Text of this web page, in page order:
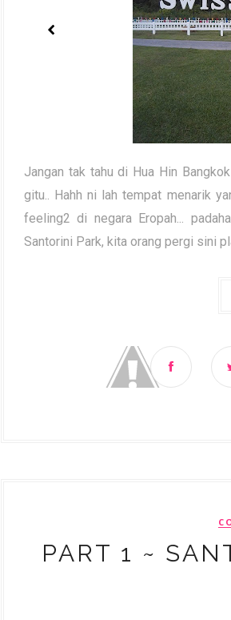
Jangan tak tahu di Hua Hin
gitu.. Hahh ni lah tempat menarik
feeling2 di negara Eropah...
Santorini Park, kita orang pergi sini
PART 1 ~